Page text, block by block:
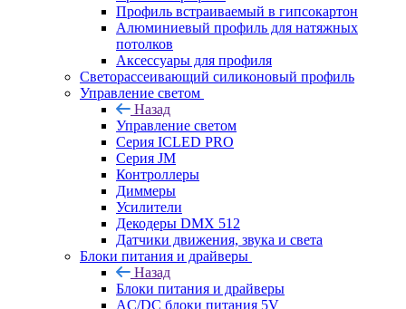
Профиль встраиваемый в гипсокартон
Алюминиевый профиль для натяжных
потолков
Аксессуары для профиля
Светорассеивающий силиконовый профиль
Управление светом
Назад
Управление светом
Серия ICLED PRO
Серия JM
Контроллеры
Диммеры
Усилители
Декодеры DMX 512
Датчики движения, звука и света
Блоки питания и драйверы
Назад
Блоки питания и драйверы
AC/DC блоки питания 5V